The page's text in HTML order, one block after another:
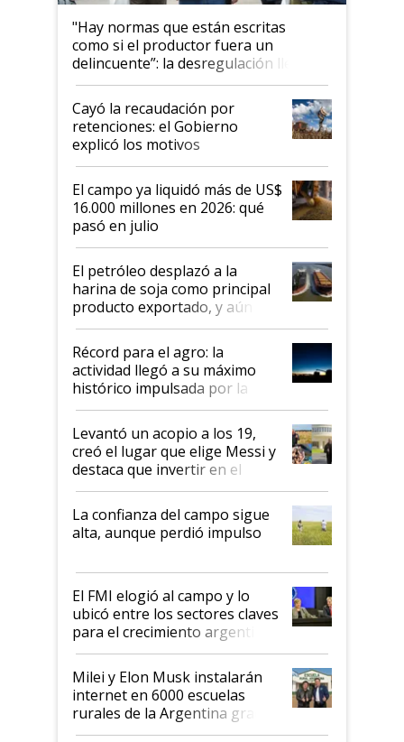
"Hay normas que están escritas
como si el productor fuera un
delincuente”: la desregulación llegó
al Congreso Aapresid y hasta se
habló del financiamiento al IPCVA
Cayó la recaudación por
retenciones: el Gobierno
explicó los motivos
El campo ya liquidó más de US$
16.000 millones en 2026: qué
pasó en julio
El petróleo desplazó a la
harina de soja como principal
producto exportado, y aún así
el agro aportó casi seis de cada
diez dólares y sostuvo el
liderazgo en un semestre
récord
Récord para el agro: la
actividad llegó a su máximo
histórico impulsada por la
cosecha y las exportaciones
Levantó un acopio a los 19,
creó el lugar que elige Messi y
destaca que invertir en el
kirchnerismo era como "darle
plata a un hijo para droga":
Juan Félix Rossetti, el libertario
que de una dura crisis salió
de Milei
La confianza del campo sigue
alta, aunque perdió impulso
El FMI elogió al campo y lo
ubicó entre los sectores claves
para el crecimiento argentino
Milei y Elon Musk instalarán
internet en 6000 escuelas
rurales de la Argentina gracias
a un acuerdo con Starlink